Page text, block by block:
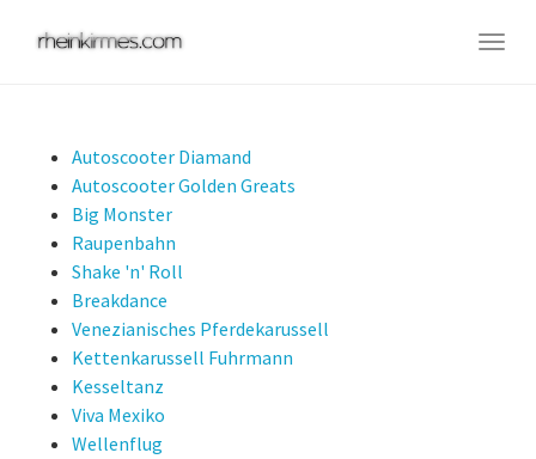
Autoscooter Diamand
Autoscooter Golden Greats
Big Monster
Raupenbahn
Shake 'n' Roll
Breakdance
Venezianisches Pferdekarussell
Kettenkarussell Fuhrmann
Kesseltanz
Viva Mexiko
Wellenflug